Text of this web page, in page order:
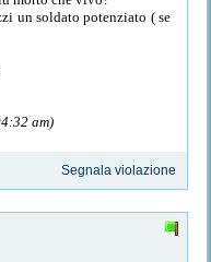
un soldato potenziato ( se
am)
Segnala violazione